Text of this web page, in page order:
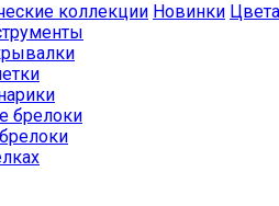
коллекции Новинки Цвета
брелоки